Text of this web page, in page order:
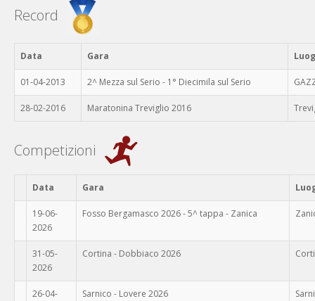
Record
Data Gara
01-04-2013 2^ Mezza sul Serio - 1° Diecimila sul Serio
28-02-2016 Maratonina Treviglio 2016
Competizioni
Data Gara
19-06-
2026
Fosso Bergamasco 2026 - 5^ tappa - Zanica
31-05-
2026
Cortina - Dobbiaco 2026
26-04-
Sarnico - Lovere 2026